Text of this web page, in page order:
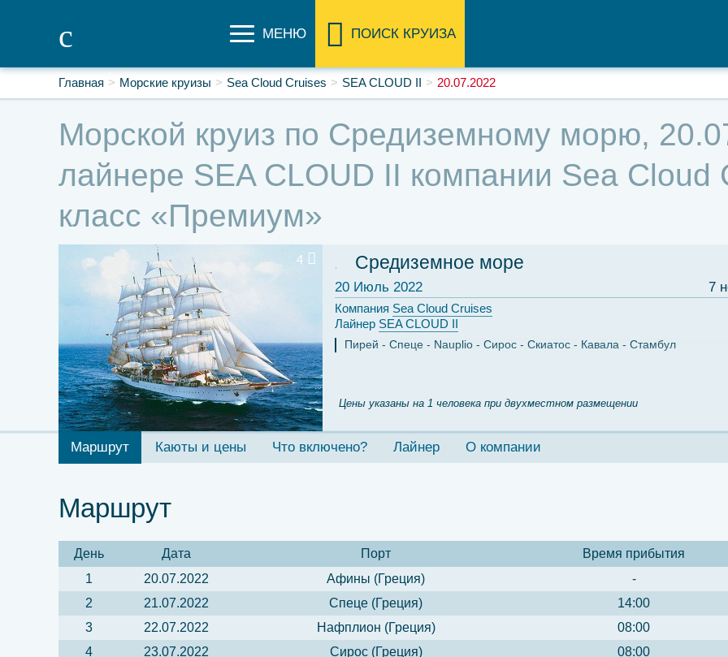
МЕНЮ ПОИСК КРУИЗА
Главная Морские круизы Sea Cloud Cruises SEA CLOUD II 20.07.2022
Морской круиз по Средиземному морю,
лайнере SEA CLOUD II компании Sea Cloud
класс «Премиум»
Средиземное море
7
20 Июль 2022
4
Компания Sea Cloud Cruises
Лайнер SEA CLOUD II
Пирей Спеце Nauplio Сирос Скиатос Кавала Стамбул
Цены указаны на 1 человека при двухместном размещении
Маршрут Каюты и цены Что включено? Лайнер О компании
Маршрут
День Дата Порт
Время прибытия
1
20.07.2022 Афины (Греция)
-
2
21.07.2022 Спеце (Греция)
14:00
3
22.07.2022 Нафплион (Греция)
08:00
4
23.07.2022 Сирос (Греция)
08:00